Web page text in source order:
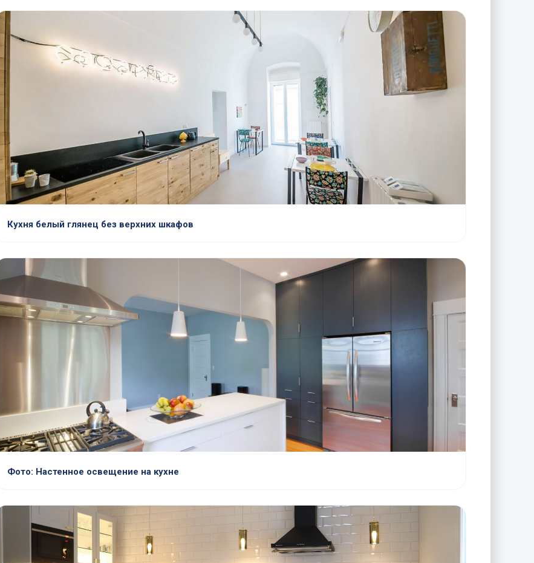
Кухня белый глянец без верхних шкафов
Фото: Настенное освещение на кухне